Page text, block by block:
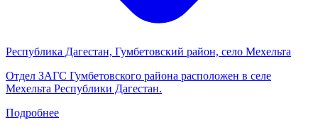
Республика Дагестан, Гумбетовский район, село Мехельта
Отдел ЗАГС Гумбетовского района расположен в селе
Мехельта Республики Дагестан.
Подробнее